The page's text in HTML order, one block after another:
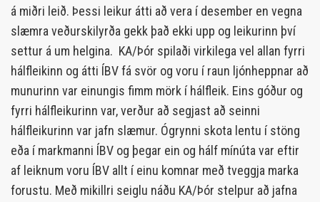
á miðri leið. Þessi leikur átti að vera í desember en vegna
slæmra veðurskilyrða gekk það ekki upp og leikurinn því
settur á um helgina. KA/Þór spilaði virkilega vel allan fyrri
hálfleikinn og átti ÍBV fá svör og voru í raun ljónheppnar að
munurinn var einungis fimm mörk í hálfleik. Eins góður og
fyrri hálfleikurinn var, verður að segjast að seinni
hálfleikurinn var jafn slæmur. Ógrynni skota lentu í stöng
eða í markmanni ÍBV og þegar ein og hálf mínúta var eftir
af leiknum voru ÍBV allt í einu komnar með tveggja marka
forustu. Með mikillri seiglu náðu KA/Þór stelpur að jafna